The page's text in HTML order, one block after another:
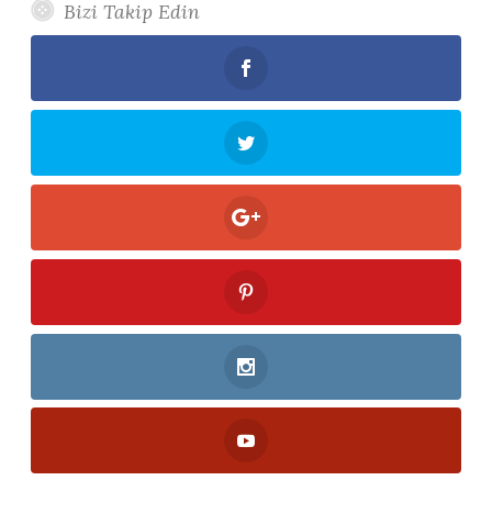
Bizi Takip Edin